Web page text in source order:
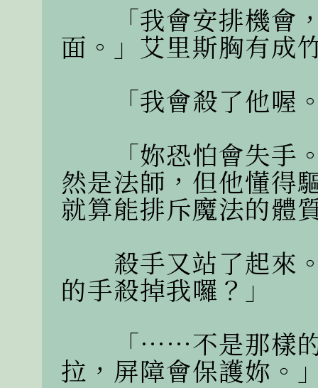
「我會安排機會，
面。」艾里斯胸有成
「我會殺了他喔
「妳恐怕會失手。
然是法師，但他懂得
就算能排斥魔法的體
殺手又站了起來。
的手殺掉我囉？」
「……不是那樣的
拉，屏障會保護妳。